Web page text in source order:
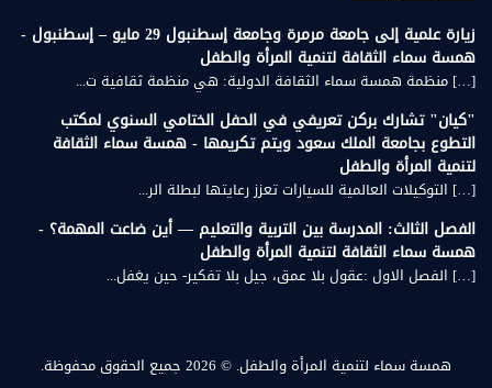
زيارة علمية إلى جامعة مرمرة وجامعة إسطنبول 29 مايو – إسطنبول -
همسة سماء الثقافة لتنمية المرأة والطفل
[…] منظمة همسة سماء الثقافة الدولية: هي منظمة ثقافية ت...
"كيان" تشارك بركن تعريفي في الحفل الختامي السنوي لمكتب
التطوع بجامعة الملك سعود ويتم تكريمها - همسة سماء الثقافة
لتنمية المرأة والطفل
[…] التوكيلات العالمية للسيارات تعزز رعايتها لبطلة الر...
الفصل الثالث: المدرسة بين التربية والتعليم — أين ضاعت المهمة؟ -
همسة سماء الثقافة لتنمية المرأة والطفل
[…] الفصل الاول :عقول بلا عمق، جيل بلا تفكير- حين يغفل...
همسة سماء لتنمية المرأة والطفل. © 2026 جميع الحقوق محفوظة.